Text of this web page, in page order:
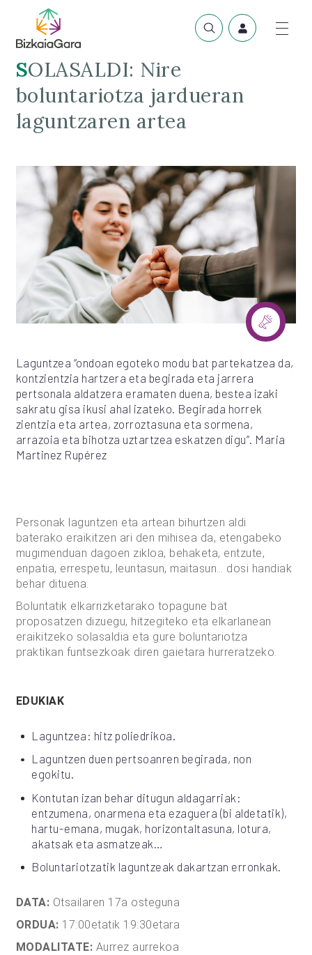
SOLASALDI: Nire
boluntariotza jardueran
laguntzaren artea
Laguntzea “ondoan egoteko modu bat partekatzea da,
kontzientzia hartzera eta begirada eta jarrera
pertsonala aldatzera eramaten duena, bestea izaki
sakratu gisa ikusi ahal izateko. Begirada horrek
zientzia eta artea, zorroztasuna eta sormena,
arrazoia eta bihotza uztartzea eskatzen digu”. Maria
Martinez Rupérez
Personak laguntzen eta artean bihurtzen aldi
baterako eraikitzen ari den mihisea da, etengabeko
mugimenduan dagoen zikloa, behaketa, entzute,
enpatia, errespetu, leuntasun, maitasun… dosi handiak
behar dituena.
Boluntatik elkarrizketarako topagune bat
proposatzen dizuegu, hitzegiteko eta elkarlanean
eraikitzeko solasaldia eta gure boluntariotza
praktikan funtsezkoak diren gaietara hurreratzeko.
EDUKIAK
Laguntzea: hitz poliedrikoa.
Laguntzen duen pertsoanren begirada, non
egokitu.
Kontutan izan behar ditugun aldagarriak:
entzumena, onarmena eta ezaguera (bi aldetatik),
hartu-emana, mugak, horizontaltasuna, lotura,
akatsak eta asmatzeak…
Boluntariotzatik laguntzeak dakartzan erronkak.
DATA: Otsailaren 17a osteguna
ORDUA: 17:00etatik 19:30etara
MODALITATE: Aurrez aurrekoa